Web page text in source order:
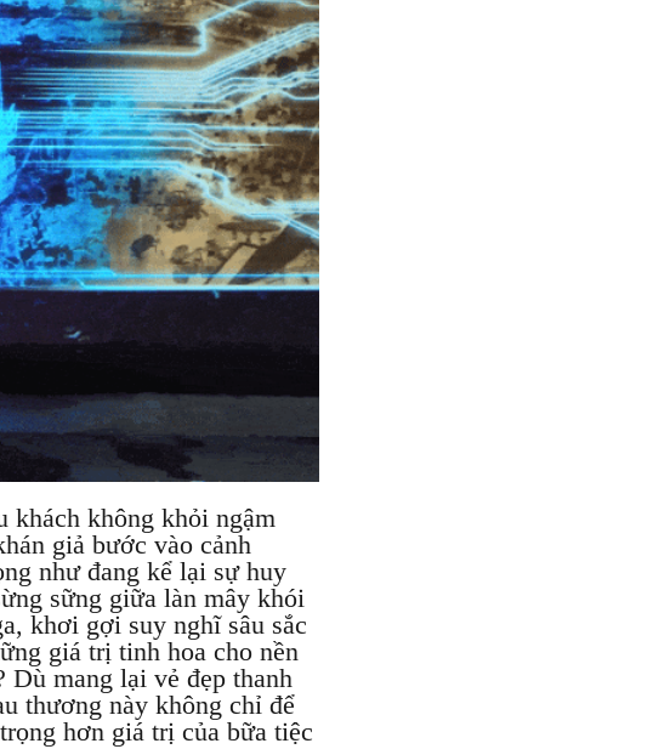
khách không khỏi ngậm
giả bước vào cảnh
như đang kể lại sự huy
sững giữa làn mây khói
khơi gợi suy nghĩ sâu sắc
giá trị tinh hoa cho nền
Dù mang lại vẻ đẹp thanh
thương này không chỉ để
hơn giá trị của bữa tiệc